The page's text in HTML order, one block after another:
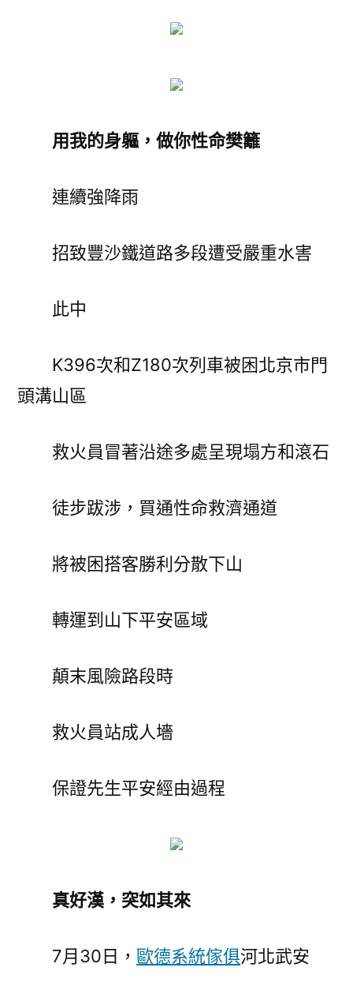
用我的身軀，做你性命樊籬
連續強降雨
招致豐沙鐵道路多段遭受嚴重水害
此中
K396次和Z180次列車被困北京市門
頭溝山區
救火員冒著沿途多處呈現塌方和滾石
徒步跋涉，買通性命救濟通道
將被困搭客勝利分散下山
轉運到山下平安區域
顛末風險路段時
救火員站成人墻
保證先生平安經由過程
真好漢， 突如其來
7月30日， 歐德系統傢俱河北武安